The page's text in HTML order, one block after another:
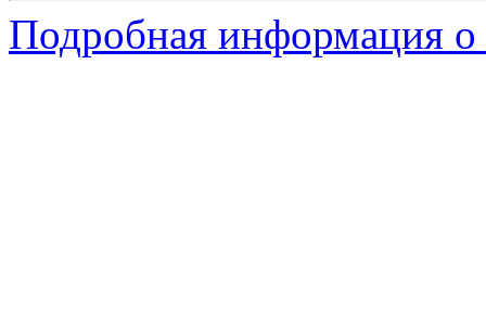
Подробная информация